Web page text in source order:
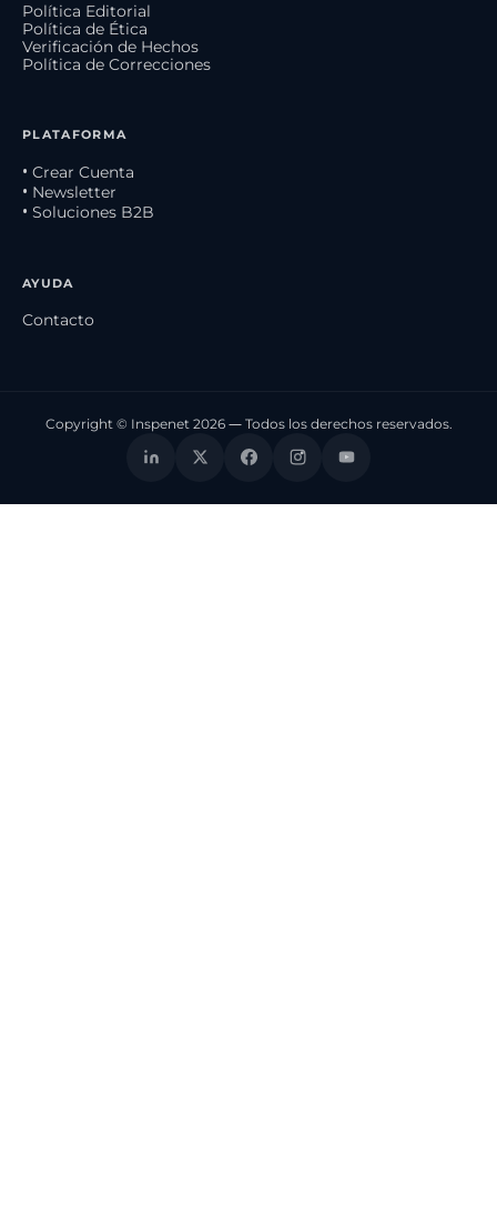
Política Editorial
Política de Ética
Verificación de Hechos
Política de Correcciones
PLATAFORMA
• Crear Cuenta
• Newsletter
• Soluciones B2B
AYUDA
Contacto
Copyright © Inspenet 2026 — Todos los derechos reservados.